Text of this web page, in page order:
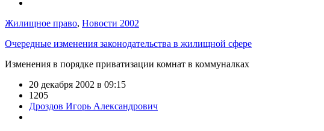
Жилищное право, Новости 2002
Очередные изменения законодательства в жилищной сфере
Изменения в порядке приватизации комнат в коммуналках
20 декабря 2002 в 09:15
1205
Дроздов Игорь Александрович